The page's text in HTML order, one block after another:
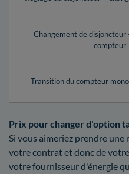
Changement de disjoncteur
compteur
Transition du compteur
Prix pour changer d'option
Si vous aimeriez prendre
votre contrat et donc de
votre fournisseur d'énergie